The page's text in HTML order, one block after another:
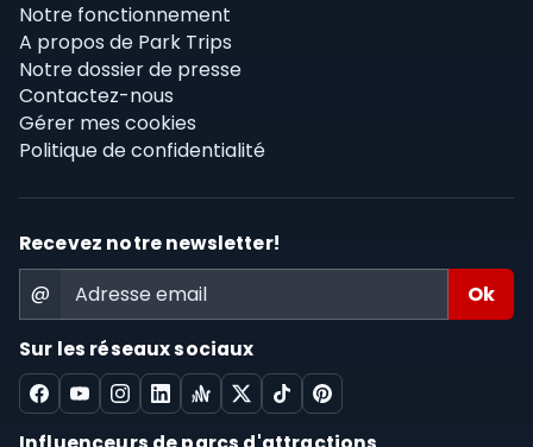
Notre fonctionnement
A propos de Park Trips
Notre dossier de presse
Contactez-nous
Gérer mes cookies
Politique de confidentialité
Recevez notre newsletter!
@
Sur les réseaux sociaux